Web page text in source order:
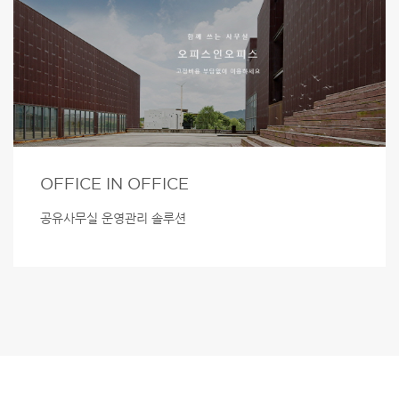
OFFICE IN OFFICE
공유사무실 운영관리 솔루션